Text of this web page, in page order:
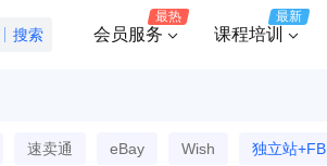
搜索 会员服务
最热
课程培训
最新
速卖通 eBay Wish 独立站+FB